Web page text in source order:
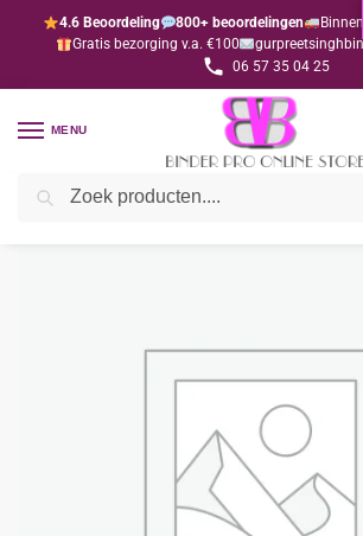
4.6 Beoordeling 800+ beoordelingen
Gratis bezorging v.a. €100
06 57 35 04 25
MENU
Home Bedankjesafdeling